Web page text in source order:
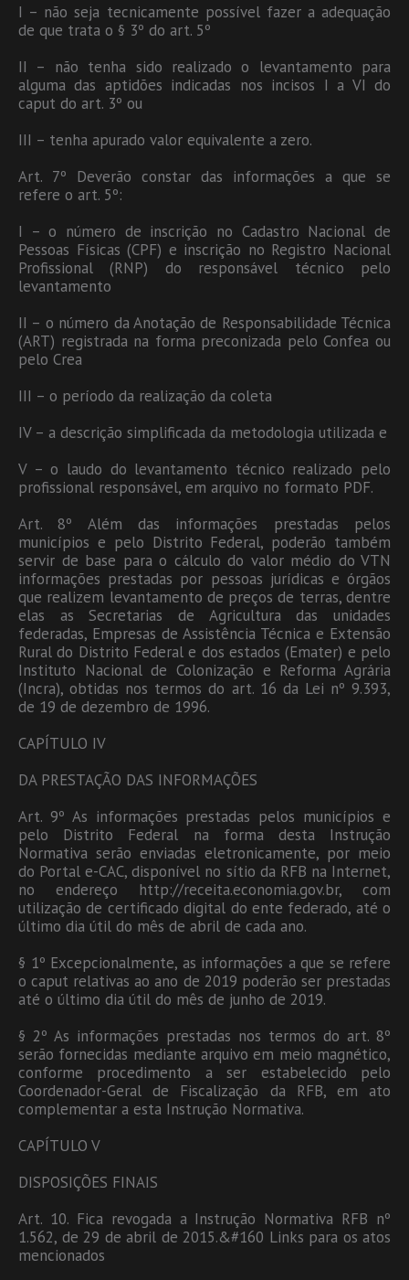
I – não seja tecnicamente possível fazer a adequação
de que trata o § 3º do art. 5º
II – não tenha sido realizado o levantamento para
alguma das aptidões indicadas nos incisos I a VI do
caput do art. 3º ou
III – tenha apurado valor equivalente a zero.
Art. 7º Deverão constar das informações a que se
refere o art. 5º:
I – o número de inscrição no Cadastro Nacional de
Pessoas Físicas (CPF) e inscrição no Registro Nacional
Profissional (RNP) do responsável técnico pelo
levantamento
II – o número da Anotação de Responsabilidade Técnica
(ART) registrada na forma preconizada pelo Confea ou
pelo Crea
III – o período da realização da coleta
IV – a descrição simplificada da metodologia utilizada e
V – o laudo do levantamento técnico realizado pelo
profissional responsável, em arquivo no formato PDF.
Art. 8º Além das informações prestadas pelos
municípios e pelo Distrito Federal, poderão também
servir de base para o cálculo do valor médio do VTN
informações prestadas por pessoas jurídicas e órgãos
que realizem levantamento de preços de terras, dentre
elas as Secretarias de Agricultura das unidades
federadas, Empresas de Assistência Técnica e Extensão
Rural do Distrito Federal e dos estados (Emater) e pelo
Instituto Nacional de Colonização e Reforma Agrária
(Incra), obtidas nos termos do art. 16 da Lei nº 9.393,
de 19 de dezembro de 1996.
CAPÍTULO IV
DA PRESTAÇÃO DAS INFORMAÇÕES
Art. 9º As informações prestadas pelos municípios e
pelo Distrito Federal na forma desta Instrução
Normativa serão enviadas eletronicamente, por meio
do Portal e-CAC, disponível no sítio da RFB na Internet,
no endereço http://receita.economia.gov.br, com
utilização de certificado digital do ente federado, até o
último dia útil do mês de abril de cada ano.
§ 1º Excepcionalmente, as informações a que se refere
o caput relativas ao ano de 2019 poderão ser prestadas
até o último dia útil do mês de junho de 2019.
§ 2º As informações prestadas nos termos do art. 8º
serão fornecidas mediante arquivo em meio magnético,
conforme procedimento a ser estabelecido pelo
Coordenador-Geral de Fiscalização da RFB, em ato
complementar a esta Instrução Normativa.
CAPÍTULO V
DISPOSIÇÕES FINAIS
Art. 10. Fica revogada a Instrução Normativa RFB nº
1.562, de 29 de abril de 2015.&#160 Links para os atos
mencionados